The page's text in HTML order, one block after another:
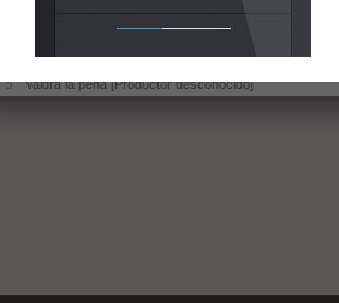
5 Valdrá la pena [Productor desconocido]